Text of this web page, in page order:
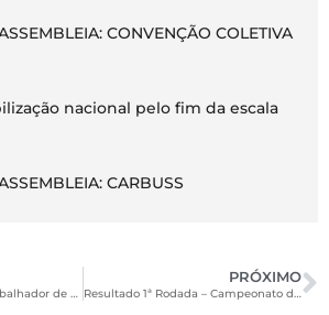
CONVENÇÃO COLETIVA
nacional pelo fim da escala
CARBUSS
Vem aí o 11º Baile do Trabalhador de Joinville
PRÓXIMO
Resultado 1ª Rodada – Campeonato de Futsal SBS